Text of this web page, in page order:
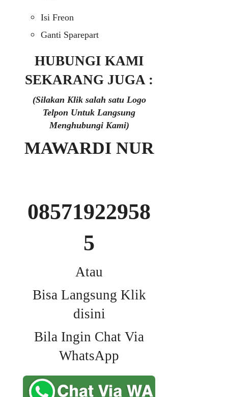
Isi Freon
Ganti Sparepart
HUBUNGI KAMI
SEKARANG JUGA :
(Silakan Klik salah satu Logo
Telpon Untuk Langsung
Menghubungi Kami)
MAWARDI NUR
08571922958
5
Atau
Bisa Langsung Klik
disini
Bila Ingin Chat Via
WhatsApp